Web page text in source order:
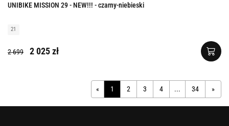
UNIBIKE MISSION 29 - NEW!!! - czarny-niebieski
21
2 699 2 025 zł
« 1 2 3 4 ... 34 »